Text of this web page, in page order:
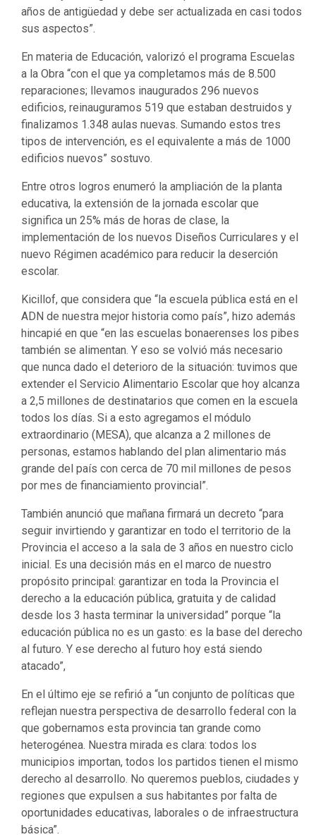
años de antigüedad y debe ser actualizada en casi todos
sus aspectos”.
En materia de Educación, valorizó el programa Escuelas
a la Obra “con el que ya completamos más de 8.500
reparaciones; llevamos inaugurados 296 nuevos
edificios, reinauguramos 519 que estaban destruidos y
finalizamos 1.348 aulas nuevas. Sumando estos tres
tipos de intervención, es el equivalente a más de 1000
edificios nuevos” sostuvo.
Entre otros logros enumeró la ampliación de la planta
educativa, la extensión de la jornada escolar que
significa un 25% más de horas de clase, la
implementación de los nuevos Diseños Curriculares y el
nuevo Régimen académico para reducir la deserción
escolar.
Kicillof, que considera que “la escuela pública está en el
ADN de nuestra mejor historia como país”, hizo además
hincapié en que “en las escuelas bonaerenses los pibes
también se alimentan. Y eso se volvió más necesario
que nunca dado el deterioro de la situación: tuvimos que
extender el Servicio Alimentario Escolar que hoy alcanza
a 2,5 millones de destinatarios que comen en la escuela
todos los días. Si a esto agregamos el módulo
extraordinario (MESA), que alcanza a 2 millones de
personas, estamos hablando del plan alimentario más
grande del país con cerca de 70 mil millones de pesos
por mes de financiamiento provincial”.
También anunció que mañana firmará un decreto “para
seguir invirtiendo y garantizar en todo el territorio de la
Provincia el acceso a la sala de 3 años en nuestro ciclo
inicial. Es una decisión más en el marco de nuestro
propósito principal: garantizar en toda la Provincia el
derecho a la educación pública, gratuita y de calidad
desde los 3 hasta terminar la universidad” porque “la
educación pública no es un gasto: es la base del derecho
al futuro. Y ese derecho al futuro hoy está siendo
atacado”,
En el último eje se refirió a “un conjunto de políticas que
reflejan nuestra perspectiva de desarrollo federal con la
que gobernamos esta provincia tan grande como
heterogénea. Nuestra mirada es clara: todos los
municipios importan, todos los partidos tienen el mismo
derecho al desarrollo. No queremos pueblos, ciudades y
regiones que expulsen a sus habitantes por falta de
oportunidades educativas, laborales o de infraestructura
básica”.